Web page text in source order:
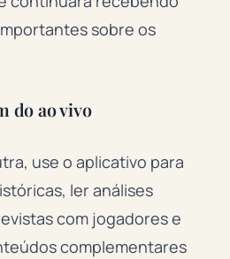
sobre os
do ao vivo
use o aplicativo para
ler análises
com jogadores e
complementares